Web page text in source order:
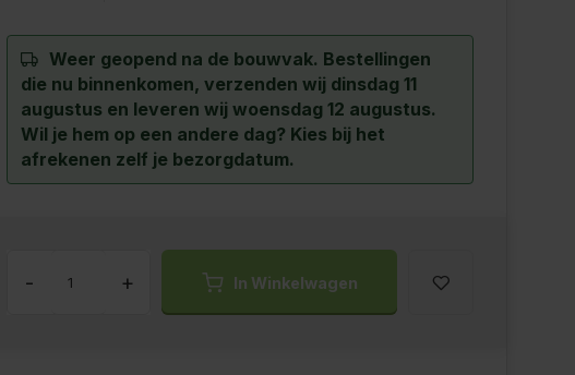
Weer geopend na de bouwvak. Bestellingen
die nu binnenkomen, verzenden wij dinsdag 11
augustus en leveren wij woensdag 12 augustus.
Wil je hem op een andere dag? Kies bij het
afrekenen zelf je bezorgdatum.
- + In Winkelwagen